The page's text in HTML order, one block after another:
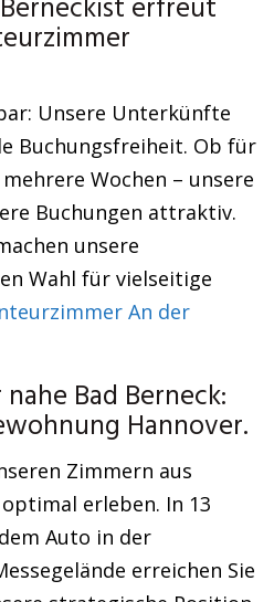
erfreut
Unsere Unterkünfte
Buchungsfreiheit. Ob für
Wochen – unsere
Buchungen attraktiv.
unsere
Wahl für vielseitige
An der
Bad Berneck:
Hannover.
Zimmern aus
erleben. In 13
Auto in der
erreichen Sie